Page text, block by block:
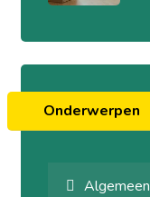
Onderwerpen
Algemeen